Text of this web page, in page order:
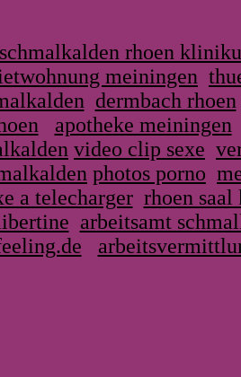
rhoen
meiningen
dermbach rhoen
apotheke meiningen
video clip sexe
photos porno
a telecharger rhoen
arbeitsamt